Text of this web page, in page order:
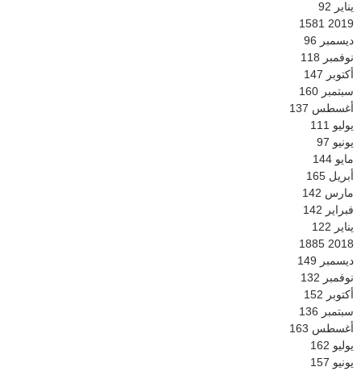
يناير 92
2019
1581
ديسمبر 96
نوفمبر 118
أكتوبر 147
سبتمبر 160
أغسطس 137
يوليو 111
يونيو 97
مايو 144
أبريل 165
مارس 142
فبراير 142
يناير 122
2018
1885
ديسمبر 149
نوفمبر 132
أكتوبر 152
سبتمبر 136
أغسطس 163
يوليو 162
يونيو 157